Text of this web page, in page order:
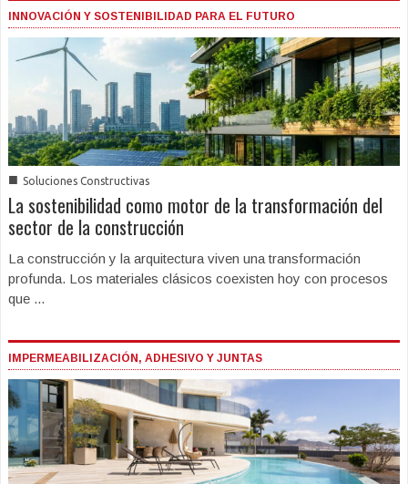
INNOVACIÓN Y SOSTENIBILIDAD PARA EL FUTURO
■ Soluciones Constructivas
La sostenibilidad como motor de la transformación del
sector de la construcción
La construcción y la arquitectura viven una transformación
profunda. Los materiales clásicos coexisten hoy con procesos
que ...
IMPERMEABILIZACIÓN, ADHESIVO Y JUNTAS